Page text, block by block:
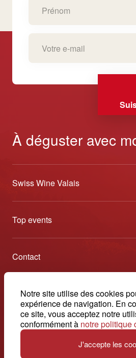
Notre site utilise des cookies
expérience de navigation. En
ce site, vous acceptez notre
conformément à notre politique
J'accepte les
À déguster avec
Swiss Wine Valais
À propos
Blog
Top events
Caves Ouvertes
Tavolata
Etoiles du Valais
Contact
Swiss Wine Valais - Avenue de la
+41 27 345 40 80
info@swisswinevalais.ch
Impressum